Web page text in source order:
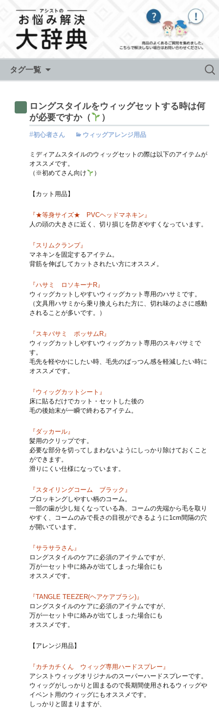
タグ一覧
検
ロングスタイルをウィッグセットする時は何
が必要ですか（
）
初心者さん ウィッグアレンジ用品
ミディアムスタイルのウィッグセットの際は以下のアイテムが
オススメです。
（※初めてさん向け
）
【カット用品】
『★等身サイズ★ PVCヘッドマネキン』
人の頭の大きさに近く、切り損じを防ぎやすくなっています。
『スリムクランプ』
マネキンを固定するアイテム。
背筋を伸ばしてカットされたい方にオススメ。
『ハサミ ロソキーナR』
ウィッグカットしやすいウィッグカット専用のハサミです。
（文具用ハサミから乗り換えられた方に、切れ味のよさに感動
されることが多いです。）
『スキバサミ ポッサムR』
ウィッグカットしやすいウィッグカット専用のスキバサミで
す。
毛先を軽やかにしたい時、毛先のばっつん感を軽減したい時に
オススメです。
『ウィッグカットシート』
床に貼るだけでカット・セットした後の
毛の後始末が一瞬で終わるアイテム。
『ダッカール』
髪用のクリップです。
必要な部分を切ってしまわないようにしっかり除けておくこと
ができます。
滑りにくい仕様になっています。
『スタイリングコーム ブラック』
ブロッキングしやすい柄のコーム。
一部の歯が少し短くなっている為、コームの先端から毛を取り
やすく、コームのみで長さの目視ができるように1cm間隔の穴
が開いています。
『サラサラさん』
ロングスタイルのケアに必須のアイテムですが、
万が一セット中に絡みが出てしまった場合にも
オススメです。
『TANGLE TEEZER(ヘアケアブラシ)』
ロングスタイルのケアに必須のアイテムですが、
万が一セット中に絡みが出てしまった場合にも
オススメです。
【アレンジ用品】
『カチカチくん ウィッグ専用ハードスプレー』
アシストウィッグオリジナルのスーパーハードスプレーです。
ウィッグがしっかりと固まるので長期間使用されるウィッグや
イベント用のウィッグにもオススメです。
しっかりと固まりますが、